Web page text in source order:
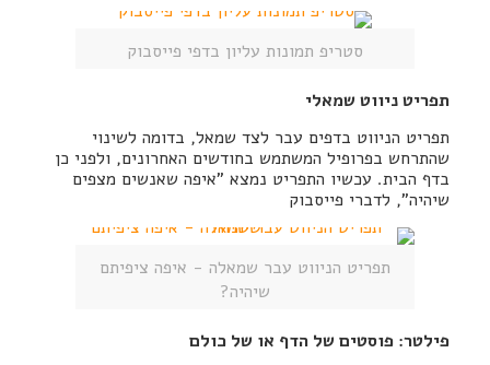
סטריפ תמונות עליון בדפי פייסבוק
תפריט ניווט שמאלי
תפריט הניווט בדפים עבר לצד שמאל, בדומה לשינוי
שהתרחש בפרופיל המשתמש בחודשים האחרונים, ולפני כן
בדף הבית. עכשיו התפריט נמצא "איפה שאנשים מצפים
שיהיה", לדברי פייסבוק
תפריט הניווט עבר שמאלה - איפה ציפיתם
שיהיה?
פילטר: פוסטים של הדף או של כולם